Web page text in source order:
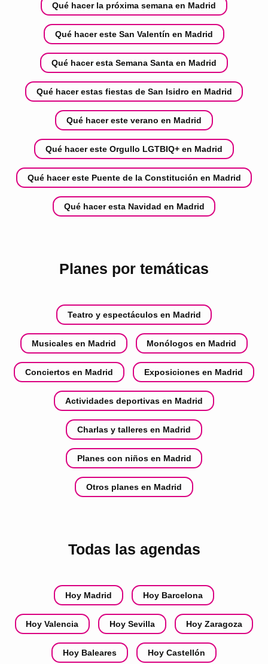
Qué hacer la próxima semana en Madrid
Qué hacer este San Valentín en Madrid
Qué hacer esta Semana Santa en Madrid
Qué hacer estas fiestas de San Isidro en Madrid
Qué hacer este verano en Madrid
Qué hacer este Orgullo LGTBIQ+ en Madrid
Qué hacer este Puente de la Constitución en Madrid
Qué hacer esta Navidad en Madrid
Planes por temáticas
Teatro y espectáculos en Madrid
Musicales en Madrid Monólogos en Madrid
Conciertos en Madrid Exposiciones en Madrid
Actividades deportivas en Madrid
Charlas y talleres en Madrid
Planes con niños en Madrid
Otros planes en Madrid
Todas las agendas
Hoy Madrid Hoy Barcelona
Hoy Valencia Hoy Sevilla Hoy Zaragoza
Hoy Baleares Hoy Castellón